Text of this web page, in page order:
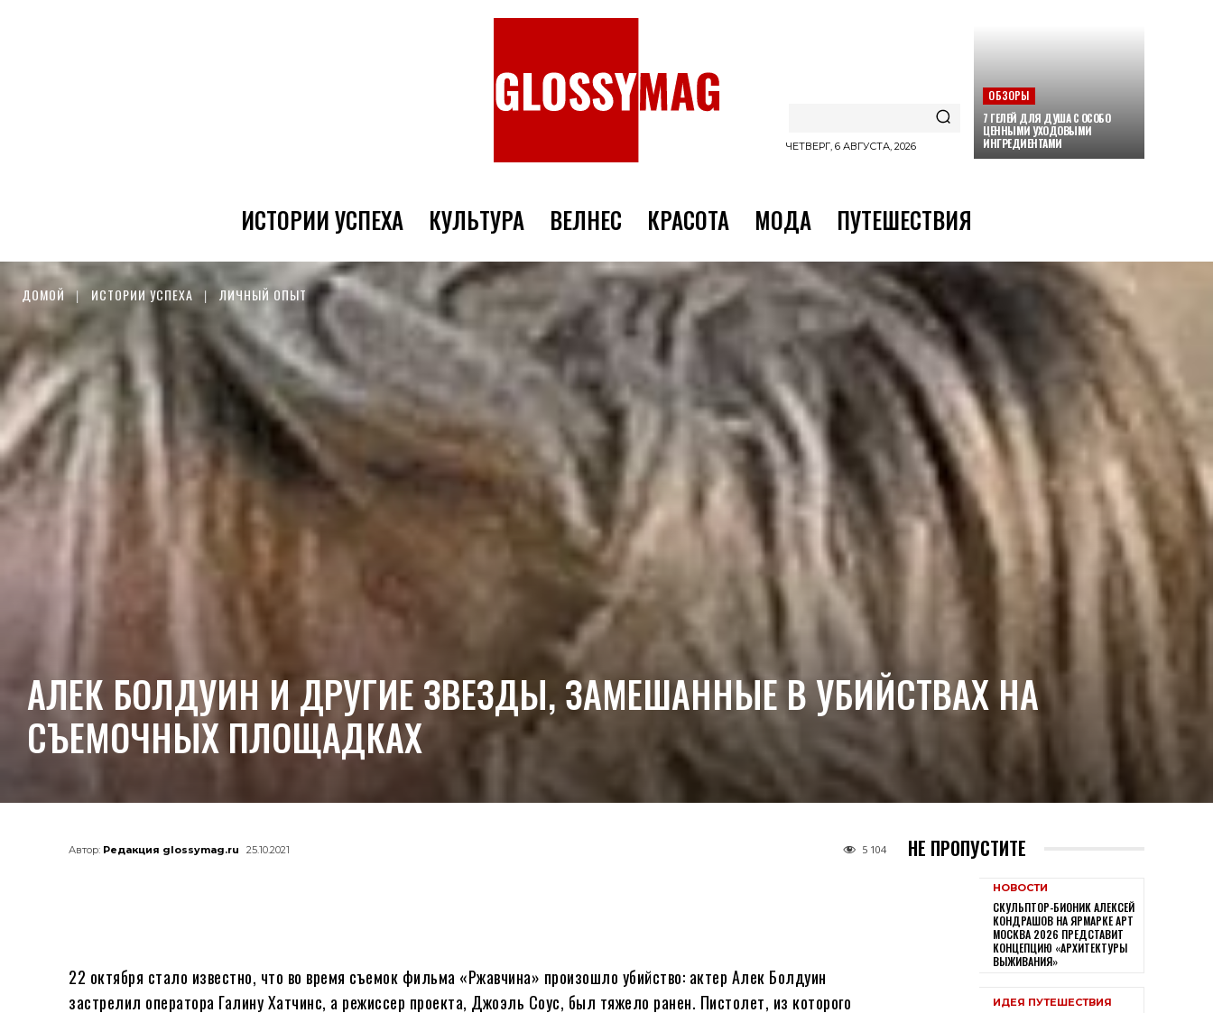
ЧЕТВЕРГ, 6 АВГУСТА, 2026
ОБЗОРЫ
7 ГЕЛЕЙ ДЛЯ ДУША С ОСОБО
ЦЕННЫМИ УХОДОВЫМИ
ИНГРЕДИЕНТАМИ
ИСТОРИИ УСПЕХА КУЛЬТУРА ВЕЛНЕС КРАСОТА МОДА ПУТЕШЕСТВИЯ
ДОМОЙ ИСТОРИИ УСПЕХА ЛИЧНЫЙ ОПЫТ
АЛЕК БОЛДУИН И ДРУГИЕ ЗВЕЗДЫ, ЗАМЕШАННЫЕ В УБИЙСТВАХ НА
СЪЕМОЧНЫХ ПЛОЩАДКАХ
Автор: Редакция glossymag.ru 25.10.2021 5 104
22 октября стало известно, что во время съемок фильма «Ржавчина» произошло убийство: актер Алек Болдуин
застрелил оператора Галину Хатчинс, а режиссер проекта, Джоэль Соус, был тяжело ранен. Пистолет, из которого
НЕ ПРОПУСТИТЕ
НОВОСТИ
СКУЛЬПТОР-БИОНИК АЛЕКСЕЙ
КОНДРАШОВ НА ЯРМАРКЕ АРТ
МОСКВА 2026 ПРЕДСТАВИТ
КОНЦЕПЦИЮ «АРХИТЕКТУРЫ
ВЫЖИВАНИЯ»
ИДЕЯ ПУТЕШЕСТВИЯ